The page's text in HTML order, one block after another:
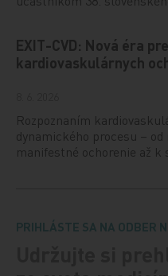
EXIT-CVD: Nová éra
kardiovaskulárnych
Rozpoznaním
dynamického procesu –
manifestné ochorenie až k
PRIHLÁSTE SA NA ODBER